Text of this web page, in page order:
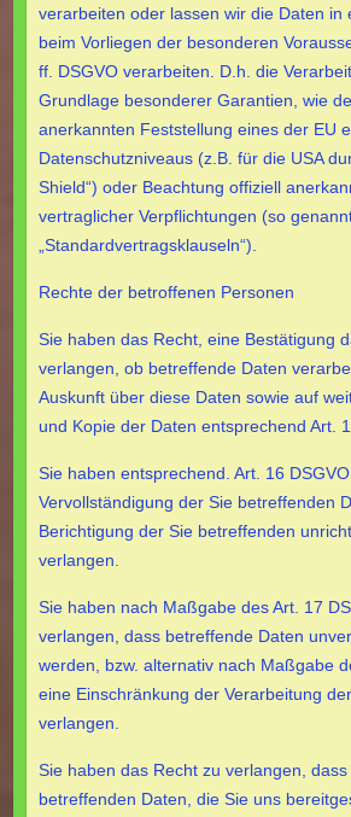
verarbeiten oder lassen wir die Daten in
beim Vorliegen der besonderen
ff. DSGVO verarbeiten. D.h. die
Grundlage besonderer Garantien, wie
anerkannten Feststellung eines der EU
Datenschutzniveaus (z.B. für die USA
Shield“) oder Beachtung offiziell
vertraglicher Verpflichtungen (so
„Standardvertragsklauseln“).
Rechte der betroffenen Personen
Sie haben das Recht, eine Bestätigung
verlangen, ob betreffende Daten
Auskunft über diese Daten sowie auf
und Kopie der Daten entsprechend Art.
Sie haben entsprechend. Art. 16
Vervollständigung der Sie betreffenden
Berichtigung der Sie betreffenden
verlangen.
Sie haben nach Maßgabe des Art. 17
verlangen, dass betreffende Daten
werden, bzw. alternativ nach Maßgabe
eine Einschränkung der Verarbeitung
verlangen.
Sie haben das Recht zu verlangen, dass
betreffenden Daten, die Sie uns